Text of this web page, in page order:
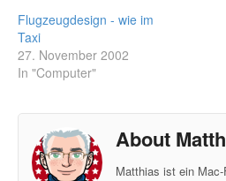
Flugzeugdesign - wie im
Taxi
27. November 2002
In "Computer"
About
Matthias ist ein